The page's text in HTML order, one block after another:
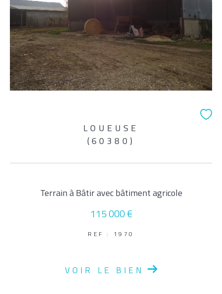
LOUEUSE
(60380)
Terrain à Bâtir avec bâtiment agricole
115 000 €
REF : 1970
VOIR LE BIEN
Localisation
Surface
Exclusivités